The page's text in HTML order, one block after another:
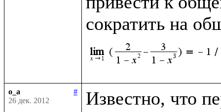
сократить на
o_a
#
26 дек. 2012
Известно, что